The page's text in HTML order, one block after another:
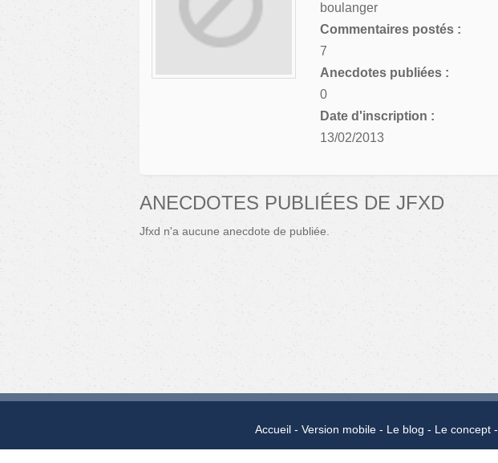
boulanger
Commentaires postés :
7
Anecdotes publiées :
0
Date d'inscription :
13/02/2013
ANECDOTES PUBLIÉES DE JFXD
Jfxd n'a aucune anecdote de publiée.
Accueil Version mobile Le blog Le concept